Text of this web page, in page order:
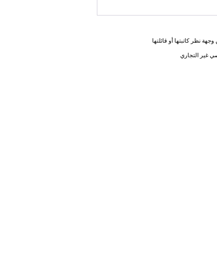
نظر كاتبتها أو قائلتها
غير التجاري